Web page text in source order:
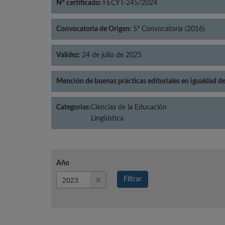
Nº certificado: FECYT-245/2024
Convocatoria de Origen: 5ª Convocatoria (2016)
Validez: 24 de julio de 2025
Mención de buenas prácticas editoriales en igualdad
Categorías:Ciencias de la Educación
Lingüística
Año
Filtrar